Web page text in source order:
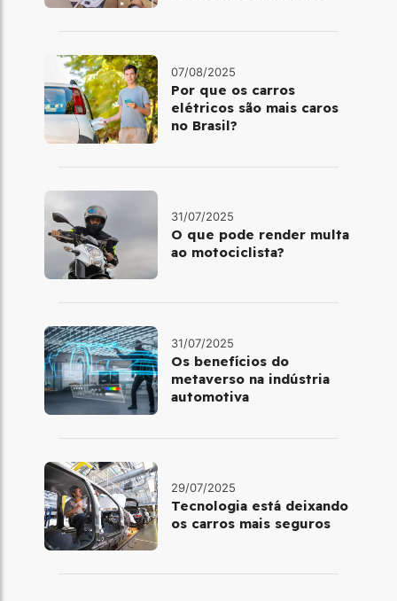
07/08/2025
Por que os carros
elétricos são mais caros
no Brasil?
31/07/2025
O que pode render multa
ao motociclista?
31/07/2025
Os benefícios do
metaverso na indústria
automotiva
29/07/2025
Tecnologia está deixando
os carros mais seguros